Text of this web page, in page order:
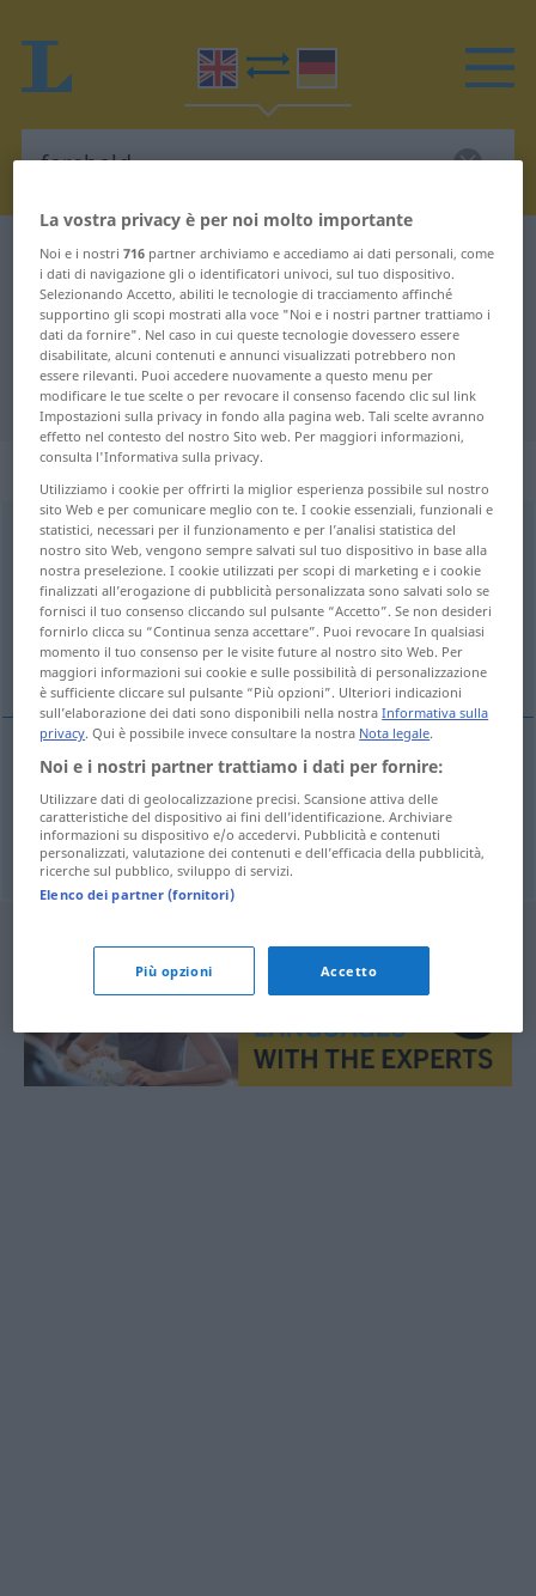
Dizionario Inglese-Tedesco forehold
Traduzione Inglese-Tedesco per
"forehold"
"forehold" traduzione Tedesco
„forehold“: noun
foreholds
Panoramica di tutte le traduzion
(Fai clic sulla/Tocca traduzione per maggiori dettagli)
Vorderraum, vorderer Laderaum
vordererLaderaum forehold SCHIFF
La vostra privacy è per noi molto importante
Noi e i nostri716 partner archiviamo e accediamo ai dati personali, come
i dati di navigazione gli o identificatori univoci, sul tuo dispositivo.
Selezionando Accetto, abiliti le tecnologie di tracciamento affinché
supportino gli scopi mostrati alla voce "Noi e i nostri partner trattiamo i
dati da fornire". Nel caso in cui queste tecnologie dovessero essere
disabilitate, alcuni contenuti e annunci visualizzati potrebbero non
essere rilevanti. Puoi accedere nuovamente a questo menu per
modificare le tue scelte o per revocare il consenso facendo clic sul link
Impostazioni sulla privacy in fondo alla pagina web. Tali scelte avranno
effetto nel contesto del nostro Sito web. Per maggiori informazioni,
consulta l'Informativa sulla privacy.
Utilizziamo i cookie per offrirti la miglior esperienza possibile sul nostro
sito Web e per comunicare meglio con te. I cookie essenziali, funzionali e
statistici, necessari per il funzionamento e per l’analisi statistica del
nostro sito Web, vengono sempre salvati sul tuo dispositivo in base alla
nostra preselezione. I cookie utilizzati per scopi di marketing e i cookie
finalizzati all’erogazione di pubblicità personalizzata sono salvati solo se
fornisci il tuo consenso cliccando sul pulsante “Accetto”. Se non desideri
fornirlo clicca su “Continua senza accettare”. Puoi revocare In qualsiasi
momento il tuo consenso per le visite future al nostro sito Web. Per
maggiori informazioni sui cookie e sulle possibilità di personalizzazione
è sufficiente cliccare sul pulsante “Più opzioni”. Ulteriori indicazioni
sull’elaborazione dei dati sono disponibili nella nostraInformativa sulla
privacy. Qui è possibile invece consultare la nostra Nota legale.
Noi e i nostri partner trattiamo i dati per fornire:
Utilizzare dati di geolocalizzazione precisi. Scansione attiva delle
caratteristiche del dispositivo ai fini dell’identificazione. Archiviare
informazioni su dispositivo e/o accedervi. Pubblicità e contenuti
personalizzati, valutazione dei contenuti e dell’efficacia della pubblicità,
ricerche sul pubblico, sviluppo di servizi.
Elenco dei partner (fornitori)
Più opzioni Accetto